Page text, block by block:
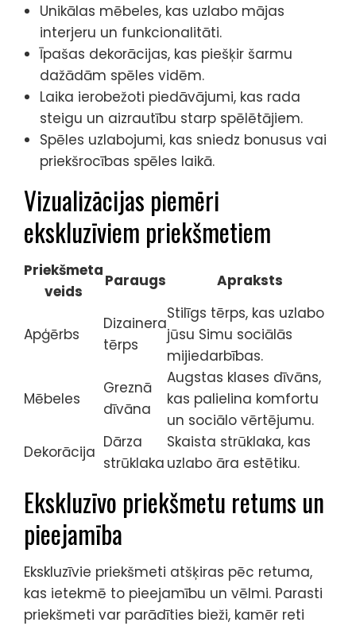
Unikālas mēbeles, kas uzlabo mājas
interjeru un funkcionalitāti.
Īpašas dekorācijas, kas piešķir šarmu
dažādām spēles vidēm.
Laika ierobežoti piedāvājumi, kas rada
steigu un aizrautību starp spēlētājiem.
Spēles uzlabojumi, kas sniedz bonusus vai
priekšrocības spēles laikā.
Vizualizācijas piemēri
ekskluzīviem priekšmetiem
Priekšmeta
veids
Paraugs Apraksts
Apģērbs
Dizainera
tērps
Stilīgs tērps, kas uzlabo
jūsu Simu sociālās
mijiedarbības.
Mēbeles
Greznā
dīvāna
Augstas klases dīvāns,
kas palielina komfortu
un sociālo vērtējumu.
Dekorācija
Dārza
strūklaka
Skaista strūklaka, kas
uzlabo āra estētiku.
Ekskluzīvo priekšmetu retums un
pieejamība
Ekskluzīvie priekšmeti atšķiras pēc retuma,
kas ietekmē to pieejamību un vēlmi. Parasti
priekšmeti var parādīties bieži, kamēr reti